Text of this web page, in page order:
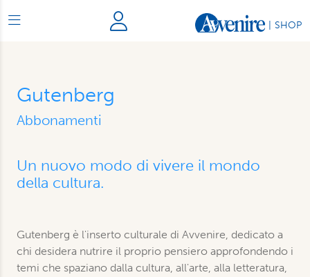
SHOP
Gutenberg
Abbonamenti
Un nuovo modo di vivere il mondo
della cultura.
Gutenberg è l'inserto culturale di Avvenire, dedicato a
chi desidera nutrire il proprio pensiero approfondendo i
temi che spaziano dalla cultura, all'arte, alla letteratura,